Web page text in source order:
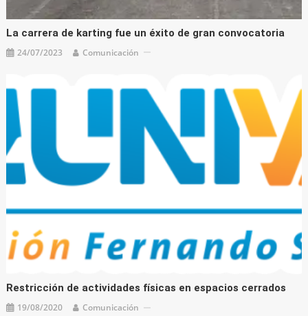
La carrera de karting fue un éxito de gran convocatoria
24/07/2023 Comunicación
Restricción de actividades físicas en espacios cerrados
19/08/2020 Comunicación